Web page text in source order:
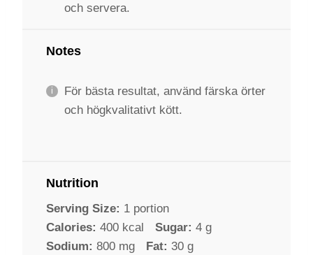
och servera.
Notes
För bästa resultat, använd färska örter
och högkvalitativt kött.
Nutrition
Serving Size: 1 portion
Calories: 400 kcal Sugar: 4 g
Sodium: 800 mg Fat: 30 g